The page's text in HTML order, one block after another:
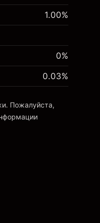
1.00%
0%
0.03%
Пожалуйста,